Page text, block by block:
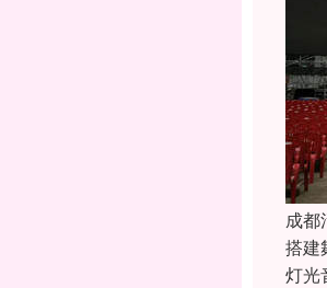
成都
搭建
灯光